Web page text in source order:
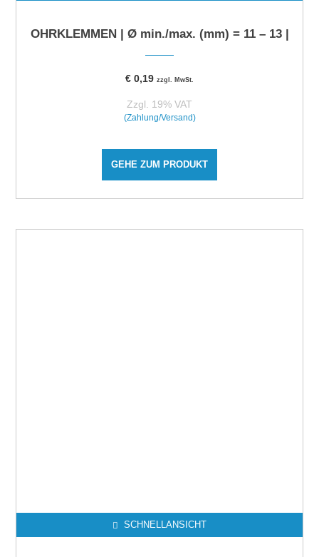
OHRKLEMMEN | Ø min./max. (mm) = 11 – 13 |
€ 0,19 zzgl. MwSt.
Zzgl. 19% VAT
(Zahlung/Versand)
GEHE ZUM PRODUKT
SCHNELLANSICHT